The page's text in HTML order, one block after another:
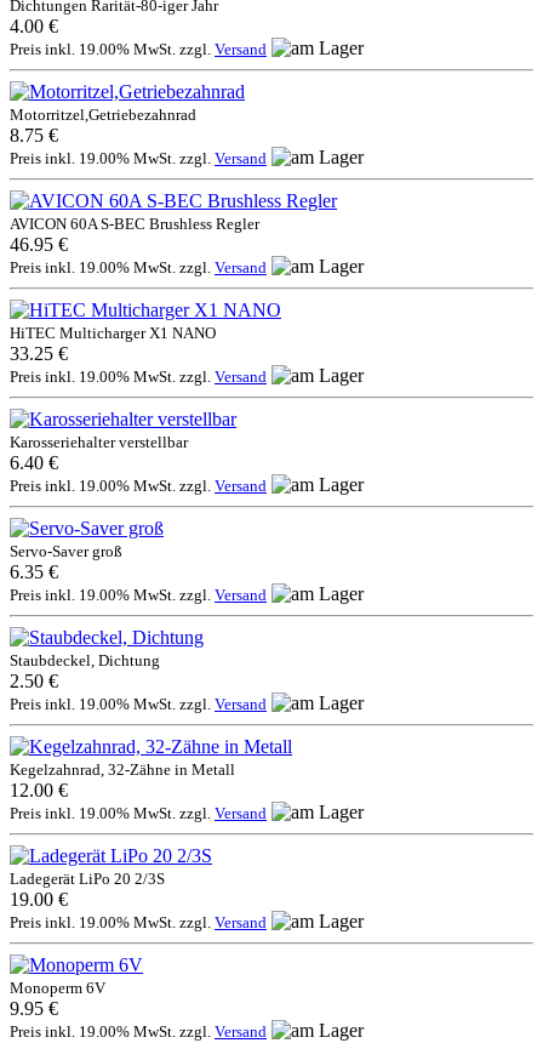
Dichtungen Rarität-80-iger Jahr
4.00 €
Preis inkl. 19.00% MwSt. zzgl. Versand
Motorritzel,Getriebezahnrad
8.75 €
Preis inkl. 19.00% MwSt. zzgl. Versand
AVICON 60A S-BEC Brushless Regler
46.95 €
Preis inkl. 19.00% MwSt. zzgl. Versand
HiTEC Multicharger X1 NANO
33.25 €
Preis inkl. 19.00% MwSt. zzgl. Versand
Karosseriehalter verstellbar
6.40 €
Preis inkl. 19.00% MwSt. zzgl. Versand
Servo-Saver groß
6.35 €
Preis inkl. 19.00% MwSt. zzgl. Versand
Staubdeckel, Dichtung
2.50 €
Preis inkl. 19.00% MwSt. zzgl. Versand
Kegelzahnrad, 32-Zähne in Metall
12.00 €
Preis inkl. 19.00% MwSt. zzgl. Versand
Ladegerät LiPo 20 2/3S
19.00 €
Preis inkl. 19.00% MwSt. zzgl. Versand
Monoperm 6V
9.95 €
Preis inkl. 19.00% MwSt. zzgl. Versand